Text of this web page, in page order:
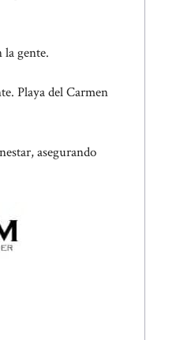
la gente.
Playa del Carmen
asegurando